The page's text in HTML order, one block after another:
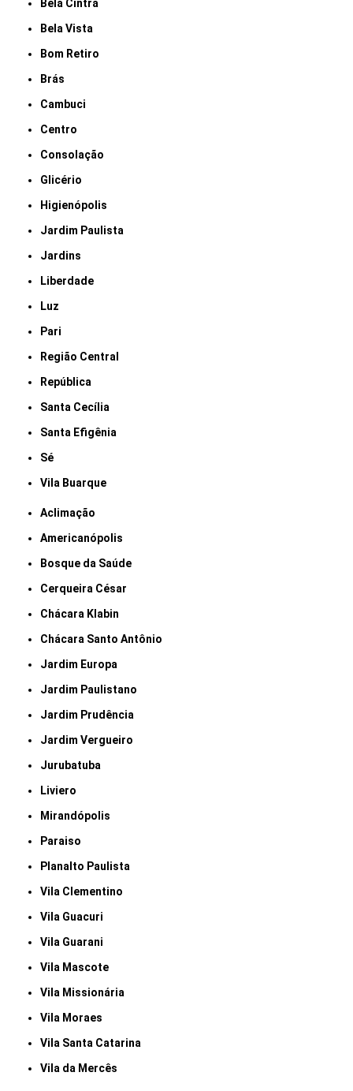
Bela Cintra
Bela Vista
Bom Retiro
Brás
Cambuci
Centro
Consolação
Glicério
Higienópolis
Jardim Paulista
Jardins
Liberdade
Luz
Pari
Região Central
República
Santa Cecília
Santa Efigênia
Sé
Vila Buarque
Aclimação
Americanópolis
Bosque da Saúde
Cerqueira César
Chácara Klabin
Chácara Santo Antônio
Jardim Europa
Jardim Paulistano
Jardim Prudência
Jardim Vergueiro
Jurubatuba
Liviero
Mirandópolis
Paraiso
Planalto Paulista
Vila Clementino
Vila Guacuri
Vila Guarani
Vila Mascote
Vila Missionária
Vila Moraes
Vila Santa Catarina
Vila da Mercês